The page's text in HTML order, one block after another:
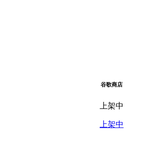
谷歌商店
上架中
上架中